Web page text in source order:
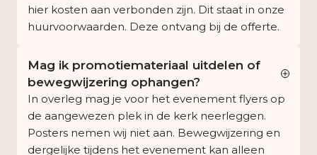
hier kosten aan verbonden zijn. Dit staat in onze
huurvoorwaarden. Deze ontvang bij de offerte.
Mag ik promotiemateriaal uitdelen of
bewegwijzering ophangen?
In overleg mag je voor het evenement flyers op
de aangewezen plek in de kerk neerleggen.
Posters nemen wij niet aan. Bewegwijzering en
dergelijke tijdens het evenement kan alleen